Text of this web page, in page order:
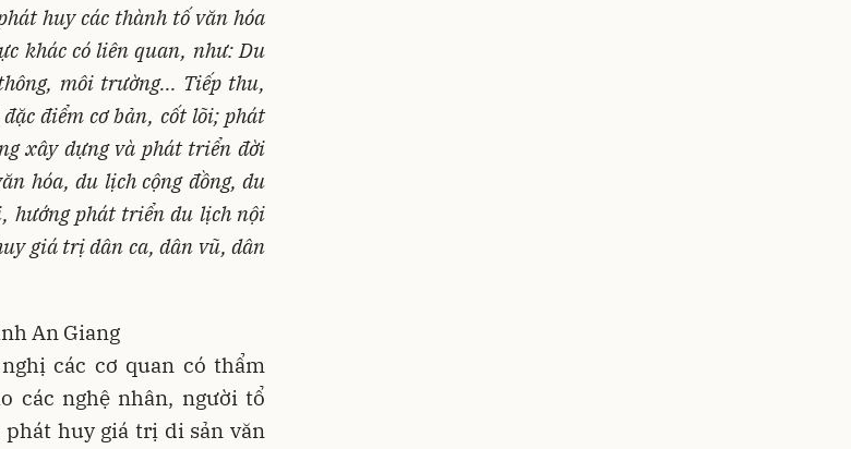
huy các thành tố văn hóa
khác có liên quan, như: Du
môi trường... Tiếp thu,
điểm cơ bản, cốt lõi; phát
xây dựng và phát triển đời
hóa, du lịch cộng đồng, du
hướng phát triển du lịch nội
giá trị dân ca, dân vũ, dân
An Giang
các cơ quan có thẩm
các nghệ nhân, người tổ
huy giá trị di sản văn